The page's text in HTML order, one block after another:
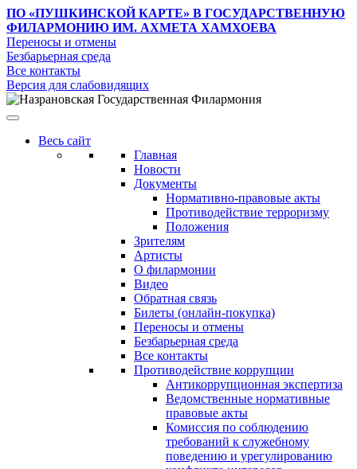
ПО «ПУШКИНСКОЙ КАРТЕ» В ГОСУДАРСТВЕННУЮ
ФИЛАРМОНИЮ ИМ. АХМЕТА ХАМХОЕВА
Переносы и отмены
Безбарьерная среда
Все контакты
Версия для слабовидящих
Весь сайт
Главная
Новости
Документы
Нормативно-правовые акты
Противодействие терроризму
Положения
Зрителям
Артисты
О филармонии
Видео
Обратная связь
Билеты (онлайн-покупка)
Переносы и отмены
Безбарьерная среда
Все контакты
Противодействие коррупции
Антикоррупционная экспертиза
Ведомственные нормативные
правовые акты
Комиссия по соблюдению
требований к служебному
поведению и урегулированию